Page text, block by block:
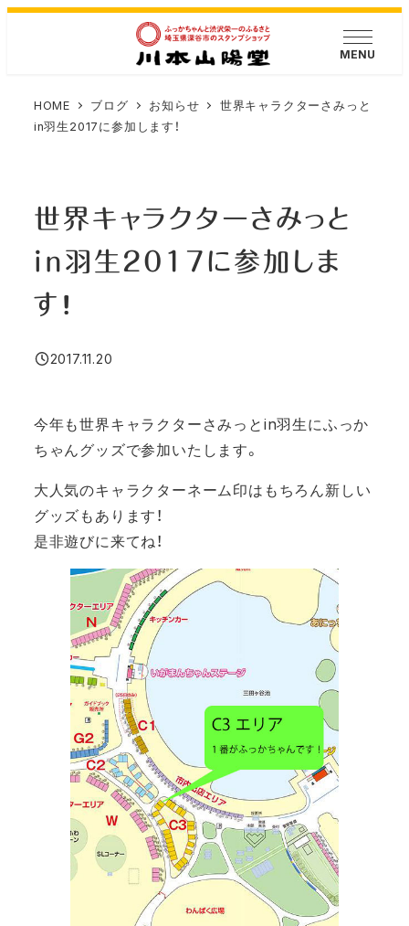
MENU
HOME ブログ お知らせ
世界キャラクターさみっと
in羽生2017に参加します！
世界キャラクターさみっと
in羽生2017に参加しま
す！
投稿日
2017.11.20
今年も世界キャラクターさみっとin羽生にふっか
ちゃんグッズで参加いたします。
大人気のキャラクターネーム印はもちろん新しい
グッズもあります！
是非遊びに来てね！